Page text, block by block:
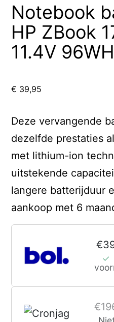
Notebook
HP ZBook
11.4V 96WH
€ 39,95
Deze vervangende
dezelfde prestaties
met lithium-ion
uitstekende
langere batterijduur
aankoop met 6